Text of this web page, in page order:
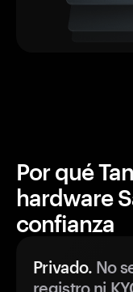
Por qué
hardware
confianza
Privado. No
registro ni